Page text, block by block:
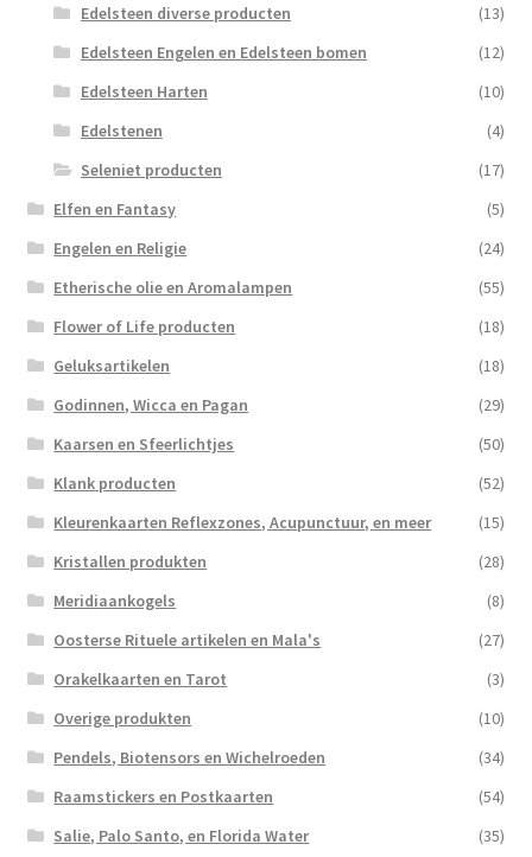
Edelsteen diverse producten
(13)
Edelsteen Engelen en Edelsteen bomen
(12)
Edelsteen Harten
(10)
Edelstenen
(4)
Seleniet producten
(17)
Elfen en Fantasy
(5)
Engelen en Religie
(24)
Etherische olie en Aromalampen
(55)
Flower of Life producten
(18)
Geluksartikelen
(18)
Godinnen, Wicca en Pagan
(29)
Kaarsen en Sfeerlichtjes
(50)
Klank producten
(52)
Kleurenkaarten Reflexzones, Acupunctuur, en meer
(15)
Kristallen produkten
(28)
Meridiaankogels
(8)
Oosterse Rituele artikelen en Mala's
(27)
Orakelkaarten en Tarot
(3)
Overige produkten
(10)
Pendels, Biotensors en Wichelroeden
(34)
Raamstickers en Postkaarten
(54)
Salie, Palo Santo, en Florida Water
(35)